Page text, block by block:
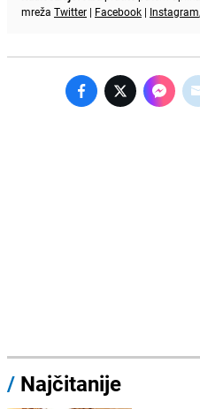
mreža Twitter | Facebook | Instagram
/ Najčitanije